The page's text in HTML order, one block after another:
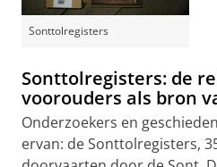
Sonttolregisters
Sonttolregisters: de
voorouders als bron
Onderzoekers en
ervan: de Sonttolregisters,